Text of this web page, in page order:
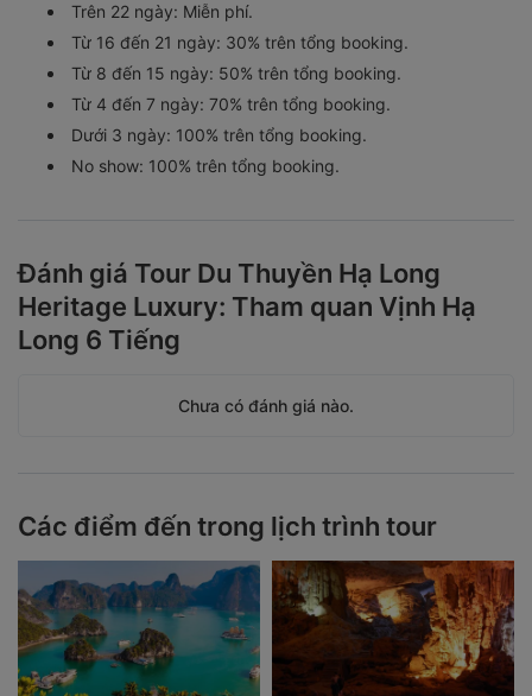
Trên 22 ngày: Miễn phí.
Từ 16 đến 21 ngày: 30% trên tổng booking.
Từ 8 đến 15 ngày: 50% trên tổng booking.
Từ 4 đến 7 ngày: 70% trên tổng booking.
Dưới 3 ngày: 100% trên tổng booking.
No show: 100% trên tổng booking.
Đánh giá Tour Du Thuyền Hạ Long
Heritage Luxury: Tham quan Vịnh Hạ
Long 6 Tiếng
Chưa có đánh giá nào.
Các điểm đến trong lịch trình tour